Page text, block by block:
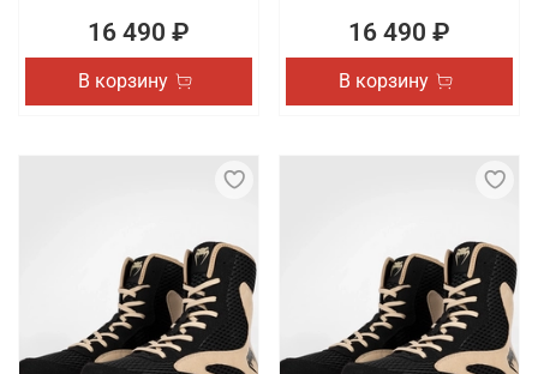
16 490 ₽
В корзину
16 490 ₽
В корзину